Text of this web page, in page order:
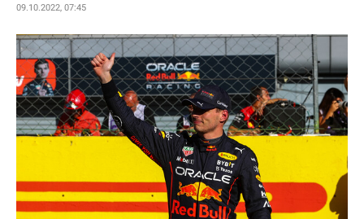
09.10.2022, 07:45